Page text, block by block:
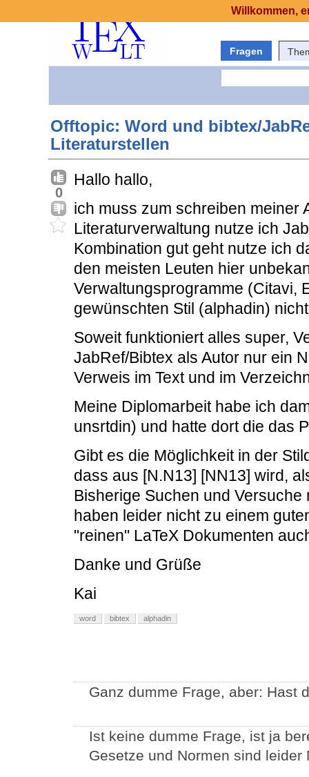
Fragen
Offtopic: Word und bibtex/
Literaturstellen
0
Hallo hallo,
ich muss zum schreiben meiner
Literaturverwaltung nutze ich
Kombination gut geht nutze ich
den meisten Leuten hier
Verwaltungsprogramme (Citavi,
gewünschten Stil (alphadin)
Soweit funktioniert alles super,
JabRef/Bibtex als Autor nur ein
Verweis im Text und im
Meine Diplomarbeit habe ich
unsrtdin) und hatte dort die das
Gibt es die Möglichkeit in der
dass aus [N.N13] [NN13] wird,
Bisherige Suchen und
haben leider nicht zu einem
"reinen" LaTeX Dokumenten
Danke und Grüße
Kai
word bibtex alphadin
Ganz dumme Frage, aber: Hast
Ist keine dumme Frage, ist ja
Gesetze und Normen sind leider
Willkommen,